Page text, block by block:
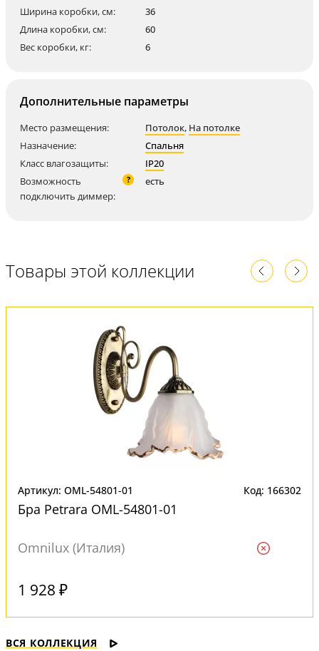
Ширина коробки, см:
36
Длина коробки, см:
60
Вес коробки, кг:
6
Дополнительные параметры
Место размещения: Потолок, На потолке
Назначение:
Спальня
Класс влагозащиты:
IP20
Возможность
подключить диммер:
? есть
Товары этой коллекции
Артикул: OML-54801-01 Код: 166302
Бра Petrara OML-54801-01
Omnilux (Италия)
1 928 ₽
ВСЯ КОЛЛЕКЦИЯ